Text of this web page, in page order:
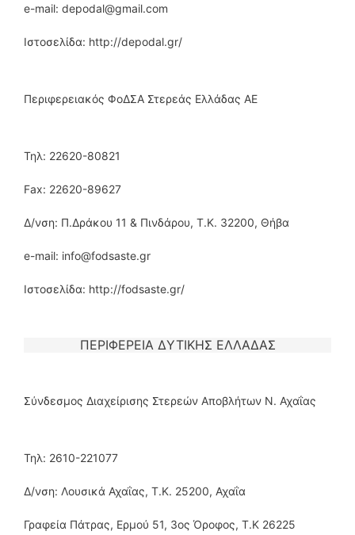
e-mail: depodal@gmail.com
Ιστοσελίδα: http://depodal.gr/
Περιφερειακός ΦοΔΣΑ Στερεάς Ελλάδας ΑΕ
Τηλ: 22620-80821
Fax: 22620-89627
Δ/νση: Π.Δράκου 11 & Πινδάρου, Τ.Κ. 32200, Θήβα
e-mail: info@fodsaste.gr
Ιστοσελίδα: http://fodsaste.gr/
ΠΕΡΙΦΕΡΕΙΑ ΔΥΤΙΚΗΣ ΕΛΛΑΔΑΣ
Σύνδεσμος Διαχείρισης Στερεών Αποβλήτων Ν. Αχαΐας
Τηλ: 2610-221077
Δ/νση: Λουσικά Αχαΐας, Τ.Κ. 25200, Αχαΐα
Γραφεία Πάτρας, Ερμού 51, 3ος Όροφος, Τ.Κ 26225